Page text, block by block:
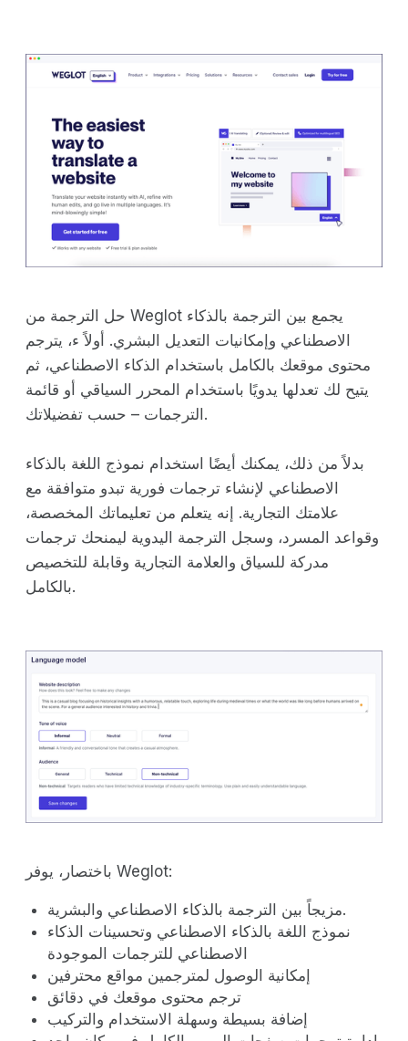
حل الترجمة من Weglot يجمع بين الترجمة بالذكاء
الاصطناعي وإمكانيات التعديل البشري. أولاً ء، يترجم
محتوى موقعك بالكامل باستخدام الذكاء الاصطناعي، ثم
يتيح لك تعدلها يدويًا باستخدام المحرر السياقي أو قائمة
الترجمات – حسب تفضيلاتك.
بدلاً من ذلك، يمكنك أيضًا استخدام نموذج اللغة بالذكاء
الاصطناعي لإنشاء ترجمات فورية تبدو متوافقة مع
علامتك التجارية. إنه يتعلم من تعليماتك المخصصة،
وقواعد المسرد، وسجل الترجمة اليدوية ليمنحك ترجمات
مدركة للسياق والعلامة التجارية وقابلة للتخصيص
بالكامل.
باختصار، يوفر Weglot:
مزيجاً بين الترجمة بالذكاء الاصطناعي والبشرية.
نموذج اللغة بالذكاء الاصطناعي وتحسينات الذكاء
الاصطناعي للترجمات الموجودة
إمكانية الوصول لمترجمين مواقع محترفين
ترجم محتوى موقعك في دقائق
إضافة بسيطة وسهلة الاستخدام والتركيب